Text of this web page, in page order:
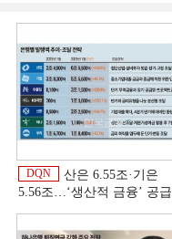
DQN
산은 6.55조·기은
5.56조…‘생산적 금융ʼ 공급